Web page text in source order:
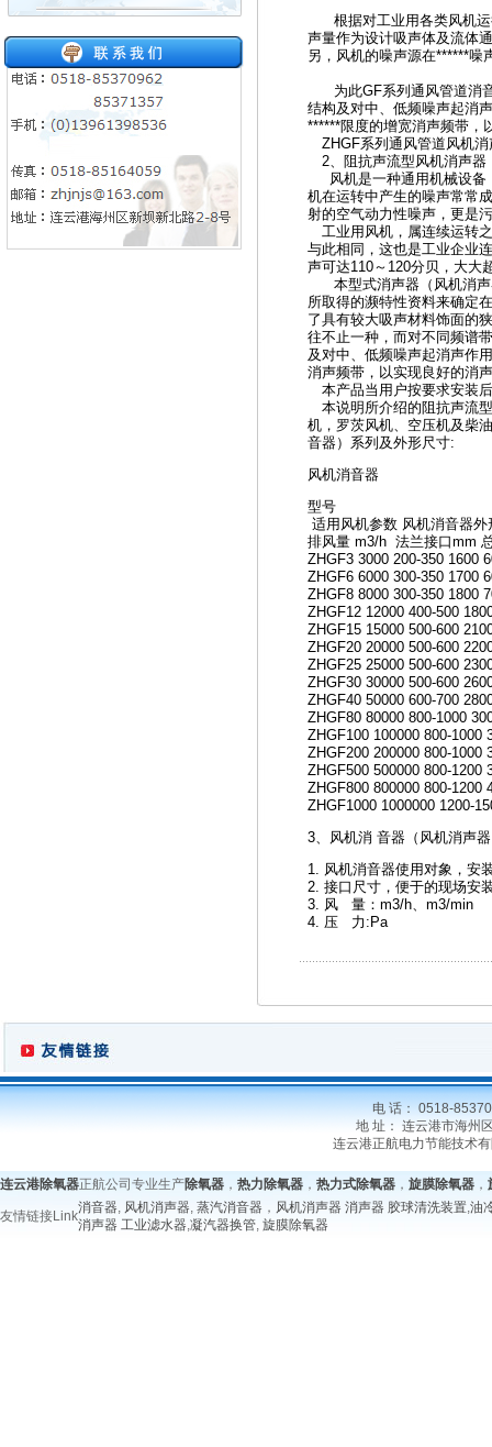
根据对工业用各类风机运
声量作为设计吸声体及流体
另，风机的噪声源在******噪
为此GF系列通风管道消音
结构及对中、低频噪声起消
******限度的增宽消声频带，
ZHGF系列通风管道风机消
2、阻抗声流型风机消声器
风机是一种通用机械设备
机在运转中产生的噪声常常
射的空气动力性噪声，更是
工业用风机，属连续运转
与此相同，这也是工业企业
声可达110～120分贝，大
本型式消声器（风机消声
所取得的濒特性资料来确定
了具有较大吸声材料饰面的
往不止一种，而对不同频谱
及对中、低频噪声起消声作
消声频带，以实现良好的消
本产品当用户按要求安装
本说明所介绍的阻抗声流
机，罗茨风机、空压机及柴
音器）系列及外形尺寸:
风机消音器
型号
适用风机参数 风机消音器
排风量 m3/h 法兰接口mm
ZHGF3 3000 200-350 1600
ZHGF6 6000 300-350 1700
ZHGF8 8000 300-350 1800
ZHGF12 12000 400-500
ZHGF15 15000 500-600
ZHGF20 20000 500-600
ZHGF25 25000 500-600
ZHGF30 30000 500-600
ZHGF40 50000 600-700
ZHGF80 80000 800-1000
ZHGF100 100000 800-1000
ZHGF200 200000 800-1000
ZHGF500 500000 800-1200
ZHGF800 800000 800-1200
ZHGF1000 1000000 1200-
3、风机消 音器（风机消声
1. 风机消音器使用对象，安
2. 接口尺寸，便于的现场安
3. 风 量：m3/h、m3/min
4. 压 力:Pa
电 话： 0518-
地 址： 连云港市海州
连云港正航电力节能技术
连云港除氧器正航公司专业生产除氧器 ， 热力除氧器 ， 热力式除氧器 ， 旋膜除氧器 ，
友情链接Link
消音器, 风机消声器, 蒸汽消音器 ， 风机消声器 消声器 胶球清洗装置,油
消声器 工业滤水器,凝汽器换管, 旋膜除氧器